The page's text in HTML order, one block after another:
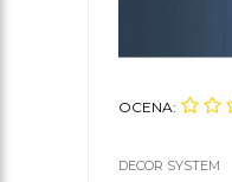
OCENA:
DECOR SYSTEM